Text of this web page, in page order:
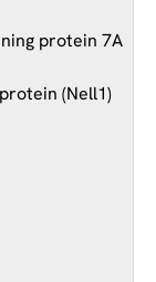
protein 7A
(Nell1)